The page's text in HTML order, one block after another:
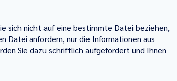
sich nicht auf eine bestimmte Datei beziehen,
Datei anfordern, nur die Informationen aus
Sie dazu schriftlich aufgefordert und Ihnen